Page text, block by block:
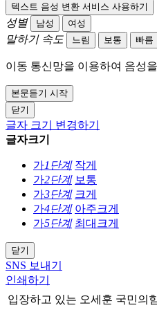
텍스트 음성 변환 서비스 사용하기
성별 남성 여성
말하기 속도 느림 보통 빠름
이동 통신망을 이용하여 음성
본문듣기 시작
닫기
글자 크기 변경하기
글자크기
가1단계 작게
가2단계 보통
가3단계 크게
가4단계 아주크게
가5단계 최대크게
닫기
SNS 보내기
인쇄하기
입장하고 있는 오세훈 국민의